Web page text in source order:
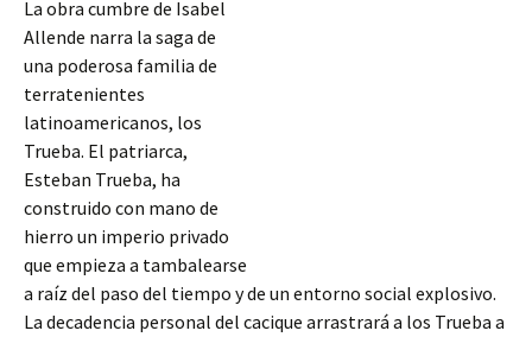
La obra cumbre de Isabel
Allende narra la saga de
una poderosa familia de
terratenientes
latinoamericanos, los
Trueba. El patriarca,
Esteban Trueba, ha
construido con mano de
hierro un imperio privado
que empieza a tambalearse
a raíz del paso del tiempo y de un entorno social explosivo.
La decadencia personal del cacique arrastrará a los Trueba a